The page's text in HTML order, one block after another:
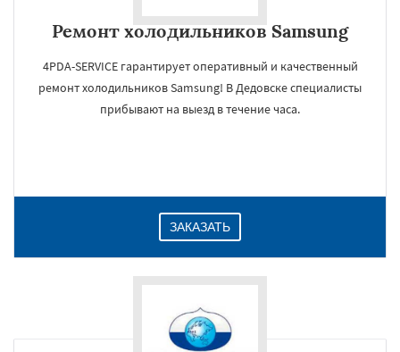
Ремонт холодильников Samsung
4PDA-SERVICE гарантирует оперативный и качественный
ремонт холодильников Samsung! В Дедовске специалисты
прибывают на выезд в течение часа.
ЗАКАЗАТЬ